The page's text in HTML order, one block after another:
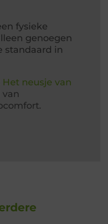
fysieke
genoegen
standaard in
Het neusje van